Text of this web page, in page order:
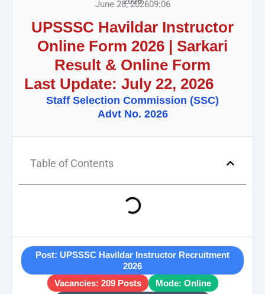
June 28, 202609:06
UPSSSC Havildar Instructor
Online Form 2026 | Sarkari
Result & Online Form
Last Update: July 22, 2026
Staff Selection Commission (SSC)
Advt No. 2026
Table of Contents
Post: UPSSSC Havildar Instructor Recruitment
2026
Vacancies: 209 Posts
Mode: Online